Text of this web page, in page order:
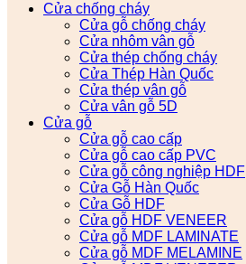
Cửa chống cháy
Cửa gỗ chống cháy
Cửa nhôm vân gỗ
Cửa thép chống cháy
Cửa Thép Hàn Quốc
Cửa thép vân gỗ
Cửa vân gỗ 5D
Cửa gỗ
Cửa gỗ cao cấp
Cửa gỗ cao cấp PVC
Cửa gỗ công nghiệp HDF
Cửa Gỗ Hàn Quốc
Cửa Gỗ HDF
Cửa gỗ HDF VENEER
Cửa gỗ MDF LAMINATE
Cửa gỗ MDF MELAMINE